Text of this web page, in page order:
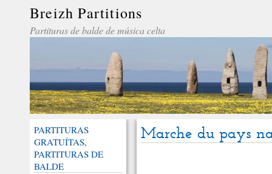
Breizh Partitions
Partituras de balde de música celta
PARTITURAS
GRATUÍTAS,
PARTITURAS DE
BALDE
Marche du pays